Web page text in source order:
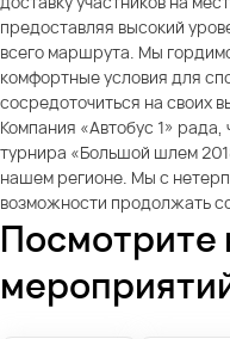
предоставляя высокий
всего маршрута. Мы
комфортные условия для
сосредоточиться на своих
Компания «Автобус 1»
турнира «Большой шлем
нашем регионе. Мы с
возможности продолжать
Посмотрите